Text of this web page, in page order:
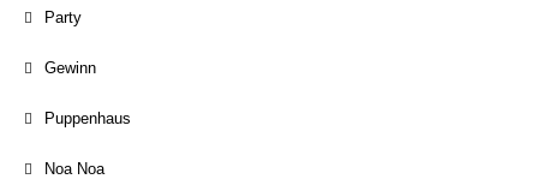
Party
Gewinn
Puppenhaus
Noa Noa